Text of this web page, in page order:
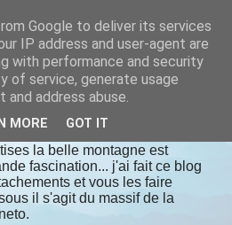
je vis en Dordogne. J'aime la
les contrées oubliées, les
qui respectent dame nature avec
la belle montagne est
fascination... j'ai fait ce blog
et vous les faire
il s'agit du massif de la
Google to deliver its services
IP address and user-agent are
with performance and security
of service, generate usage
address abuse.
MORE GOT IT